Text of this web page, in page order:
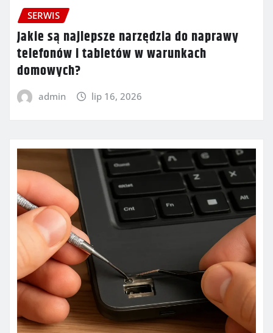
SERWIS
Jakie są najlepsze narzędzia do naprawy
telefonów i tabletów w warunkach
domowych?
admin lip 16, 2026